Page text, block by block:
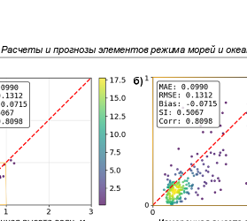
Расчеты и прогнозы элементов режима морей и